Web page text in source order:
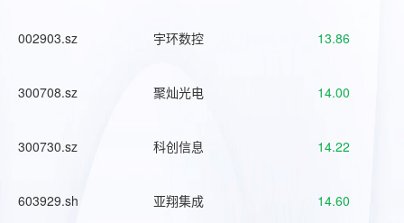
002903.sz 宇环数控 13.86
300708.sz 聚灿光电 14.00
300730.sz 科创信息 14.22
603929.sh 亚翔集成 14.60